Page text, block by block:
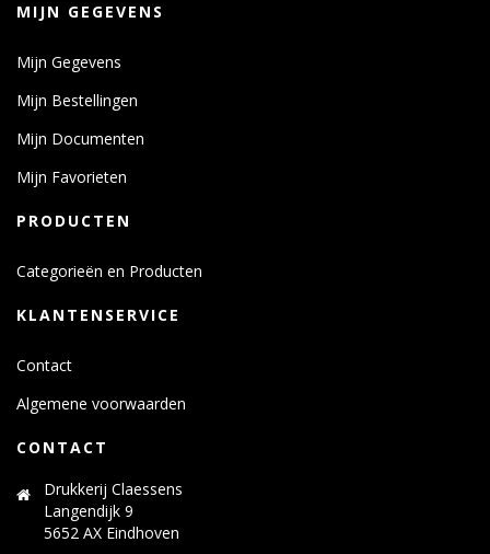
MIJN GEGEVENS
Mijn Gegevens
Mijn Bestellingen
Mijn Documenten
Mijn Favorieten
PRODUCTEN
Categorieën en Producten
KLANTENSERVICE
Contact
Algemene voorwaarden
CONTACT
Drukkerij Claessens
Langendijk 9
5652 AX Eindhoven